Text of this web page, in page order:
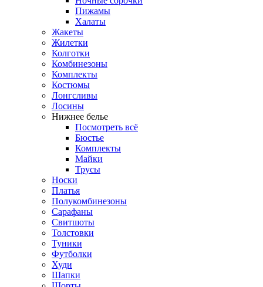
Пижамы
Халаты
Жакеты
Жилетки
Колготки
Комбинезоны
Комплекты
Костюмы
Лонгсливы
Лосины
Нижнее белье
Посмотреть всё
Бюстье
Комплекты
Майки
Трусы
Носки
Платья
Полукомбинезоны
Сарафаны
Свитшоты
Толстовки
Туники
Футболки
Худи
Шапки